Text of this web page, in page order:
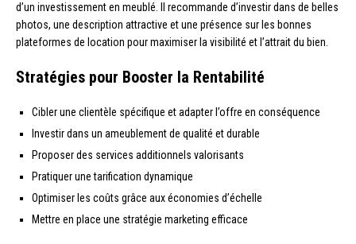
d’un investissement en meublé. Il recommande d’investir dans de belles
photos, une description attractive et une présence sur les bonnes
plateformes de location pour maximiser la visibilité et l’attrait du bien.
Stratégies pour Booster la Rentabilité
Cibler une clientèle spécifique et adapter l’offre en conséquence
Investir dans un ameublement de qualité et durable
Proposer des services additionnels valorisants
Pratiquer une tarification dynamique
Optimiser les coûts grâce aux économies d’échelle
Mettre en place une stratégie marketing efficace